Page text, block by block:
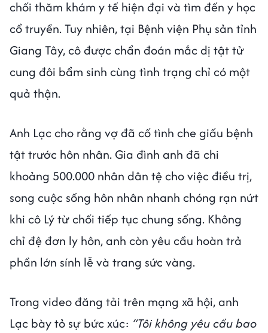
chối thăm khám y tế hiện đại và tìm đến y học
cổ truyền. Tuy nhiên, tại Bệnh viện Phụ sản tỉnh
Giang Tây, cô được chẩn đoán mắc dị tật tử
cung đôi bẩm sinh cùng tình trạng chỉ có một
quả thận.
Anh Lạc cho rằng vợ đã cố tình che giấu bệnh
tật trước hôn nhân. Gia đình anh đã chi
khoảng 500.000 nhân dân tệ cho việc điều trị,
song cuộc sống hôn nhân nhanh chóng rạn nứt
khi cô Lý từ chối tiếp tục chung sống. Không
chỉ đệ đơn ly hôn, anh còn yêu cầu hoàn trả
phần lớn sính lễ và trang sức vàng.
Trong video đăng tải trên mạng xã hội, anh
Lạc bày tỏ sự bức xúc: “Tôi không yêu cầu bao